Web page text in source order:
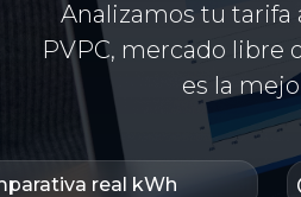
Analizamos tu tarifa
PVPC, mercado libre
es la
real kWh